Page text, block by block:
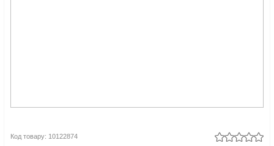
Код товару: 10122874